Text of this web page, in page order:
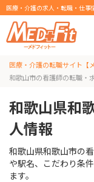
医療・介護の求人・転職・仕事
医療・介護の転職サイト【
和歌山市の看護師の転職・
和歌山県和
人情報
和歌山県和歌山市の
や駅名、こだわり条
ます。